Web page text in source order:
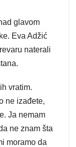
glavom
Eva Adžić
naterali
vratim.
ne izađete,
Ja nemam
ne znam šta
moramo da